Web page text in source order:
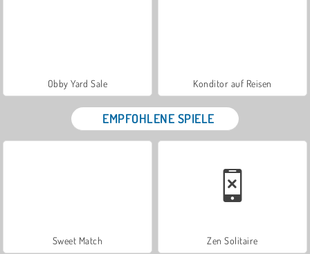
Obby Yard Sale Konditor auf Reisen
EMPFOHLENE SPIELE
Sweet Match Zen Solitaire